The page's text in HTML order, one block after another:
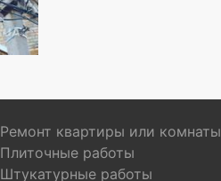
Ремонт квартиры или комнаты
Плиточные работы
Штукатурные работы